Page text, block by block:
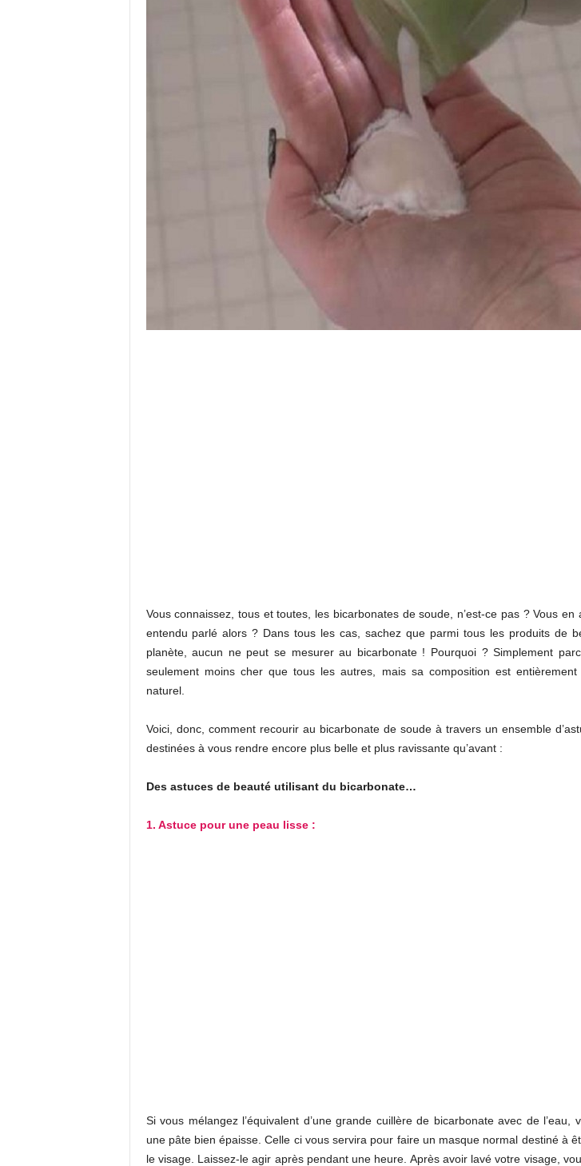
Vous connaissez, tous et toutes, les bicarbonates de soude, n’est-ce pas ? Vous en
entendu parlé alors ? Dans tous les cas, sachez que parmi tous les produits de
planète, aucun ne peut se mesurer au bicarbonate ! Pourquoi ? Simplement
seulement moins cher que tous les autres, mais sa composition est entièrement
naturel.
Voici, donc, comment recourir au bicarbonate de soude à travers un ensemble
destinées à vous rendre encore plus belle et plus ravissante qu’avant :
Des astuces de beauté utilisant du bicarbonate…
1. Astuce pour une peau lisse :
Si vous mélangez l’équivalent d’une grande cuillère de bicarbonate avec de l’eau,
une pâte bien épaisse. Celle ci vous servira pour faire un masque normal destiné à
le visage. Laissez-le agir après pendant une heure. Après avoir lavé votre visage,